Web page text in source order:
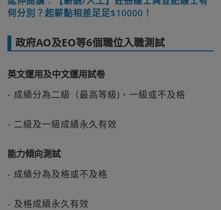
何分別？起薪點相差足足$10000！
政府AO及EO等6個職位入職測試
英文運用及中文運用試卷
- 成績分為二級（最高等級)、一級或不及格
- 二級及一級成績永久有效
能力傾向測試
- 成績分為及格或不及格
- 及格成績永久有效